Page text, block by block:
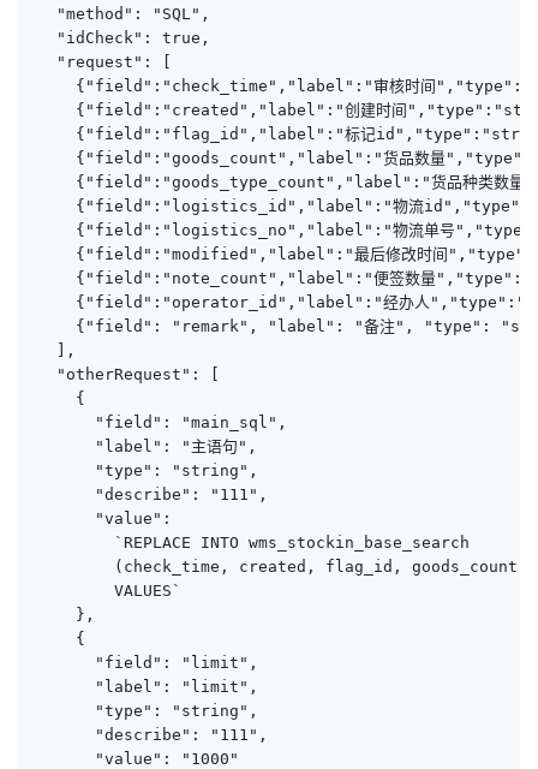
  "method": "SQL",
  "idCheck": true,
  "request": [
{"field":"check_time","label":"审核时间
{"field":"created","label":"创建时间
{"field":"flag_id","label":"标记
{"field":"goods_count","label":"货品数量
{"field":"goods_type_count","label":"货品种类数
{"field":"logistics_id","label":"物流
{"field":"logistics_no","label":"物流单号
{"field":"modified","label":"最后修改时间
{"field":"note_count","label":"便签数量
{"field":"operator_id","label":"经办人
{"field": "remark", "label": "备注", "type":
  ],
  "otherRequest": [
    {
      "field": "main_sql",
      "label": "主语句",
      "type": "string",
      "describe": "111",
      "value":
        `REPLACE INTO wms_stockin_base_search
(check_time, created, flag_id,
        VALUES`
    },
    {
      "field": "limit",
      "label": "limit",
      "type": "string",
      "describe": "111",
      "value": "1000"